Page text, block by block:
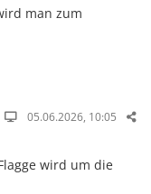
man zum
05.06.2026, 10:05
wird um die